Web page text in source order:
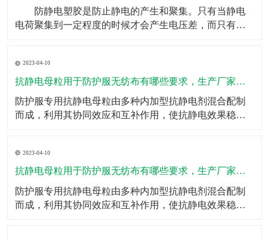
​ 防静电塑胶是防止静电的产生和聚集。只有当静电
电荷聚集到一定程度的时候才会产生电压差，而只有在
产生静电的物体连接到地面，将产生的电荷直接传输出
去，不会产生电荷的聚集。 而导电只是一种物体属
性的概述，
2023-04-10
抗静电母粒用于防护服无纺布有哪些要求，生产厂家有哪些？
​防护服专用抗静电母粒由多种内加型抗静电剂混合配制
而成，利用其协同效应和互补作用，使抗静电效果稳
好；三、不影响制品的加工成型和颜色、不降低制品的
力学性能；四、耐化学性好、无毒；五、调节添加量即
可调节抗静电
2023-04-10
抗静电母粒用于防护服无纺布有哪些要求，生产厂家有哪些？
​防护服专用抗静电母粒由多种内加型抗静电剂混合配制
而成，利用其协同效应和互补作用，使抗静电效果稳